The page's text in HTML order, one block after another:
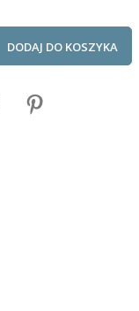
DODAJ DO KOSZYKA